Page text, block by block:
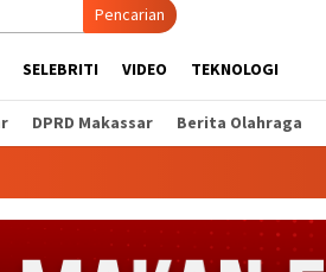
Pencarian
SELEBRITI VIDEO TEKNOLOGI
DPRD Makassar Berita Olahraga